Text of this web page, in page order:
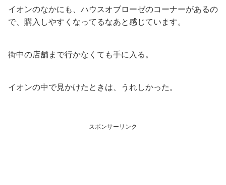
イオンのなかにも、ハウスオブローゼのコーナーがあるの
で、購入しやすくなってるなあと感じています。
街中の店舗まで行かなくても手に入る。
イオンの中で見かけたときは、うれしかった。
スポンサーリンク